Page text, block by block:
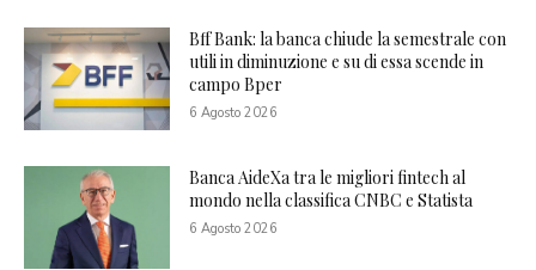
Bff Bank: la banca chiude la semestrale con
utili in diminuzione e su di essa scende in
campo Bper
6 Agosto 2026
Banca AideXa tra le migliori fintech al
mondo nella classifica CNBC e Statista
6 Agosto 2026